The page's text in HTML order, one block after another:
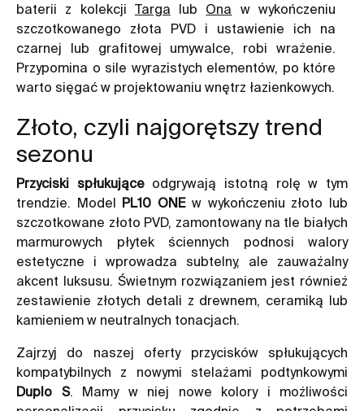
baterii z kolekcji Targa lub Ona w wykończeniu
szczotkowanego złota PVD i ustawienie ich na
czarnej lub grafitowej umywalce, robi wrażenie.
Przypomina o sile wyrazistych elementów, po które
warto sięgać w projektowaniu wnętrz łazienkowych.
Złoto, czyli najgorętszy trend
sezonu
Przyciski spłukująceodgrywają istotną rolę w tym
trendzie. Model PL10 ONEw wykończeniu złoto lub
szczotkowane złoto PVD, zamontowany na tle białych
marmurowych płytek ściennych podnosi walory
estetyczne i wprowadza subtelny, ale zauważalny
akcent luksusu. Świetnym rozwiązaniem jest również
zestawienie złotych detali z drewnem, ceramiką lub
kamieniem w neutralnych tonacjach.
Zajrzyj do naszej oferty przycisków spłukujących
kompatybilnych z nowymi stelażami podtynkowymi
Duplo S. Mamy w niej nowe kolory i możliwości